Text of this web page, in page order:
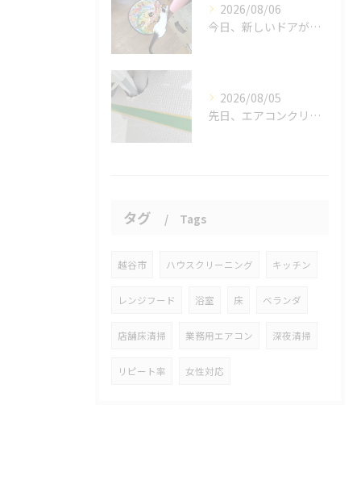
2026/08/06
今日、新しいドアが開かれました。
2026/08/05
先日、エアコンクリーニングにお伺いした際、お客様がエアコンの...
タグ Tags
越谷市 ハウスクリーニング キッチン
レンジフード 浴室 床 ベランダ
店舗床清掃 業務用エアコン 深夜清掃
リピート率 女性対応